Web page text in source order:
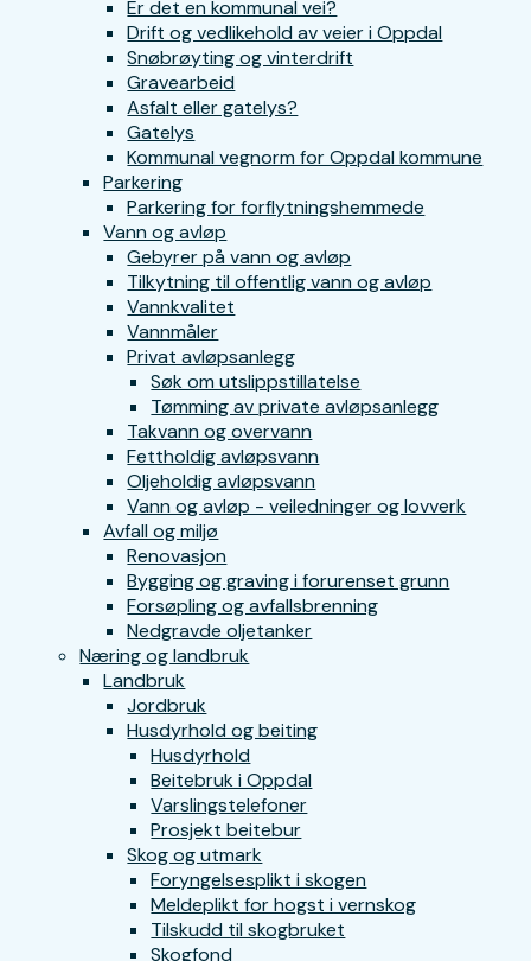
Er det en kommunal vei?
Drift og vedlikehold av veier i Oppdal
Snøbrøyting og vinterdrift
Gravearbeid
Asfalt eller gatelys?
Gatelys
Kommunal vegnorm for Oppdal kommune
Parkering
Parkering for forflytningshemmede
Vann og avløp
Gebyrer på vann og avløp
Tilkytning til offentlig vann og avløp
Vannkvalitet
Vannmåler
Privat avløpsanlegg
Søk om utslippstillatelse
Tømming av private avløpsanlegg
Takvann og overvann
Fettholdig avløpsvann
Oljeholdig avløpsvann
Vann og avløp - veiledninger og lovverk
Avfall og miljø
Renovasjon
Bygging og graving i forurenset grunn
Forsøpling og avfallsbrenning
Nedgravde oljetanker
Næring og landbruk
Landbruk
Jordbruk
Husdyrhold og beiting
Husdyrhold
Beitebruk i Oppdal
Varslingstelefoner
Prosjekt beitebur
Skog og utmark
Foryngelsesplikt i skogen
Meldeplikt for hogst i vernskog
Tilskudd til skogbruket
Skogfond